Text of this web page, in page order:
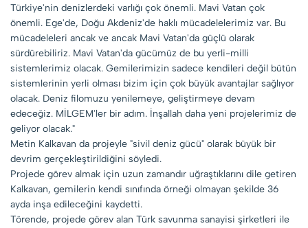
Türkiye'nin denizlerdeki varlığı çok önemli. Mavi Vatan çok
önemli. Ege'de, Doğu Akdeniz'de haklı mücadelelerimiz var. Bu
mücadeleleri ancak ve ancak Mavi Vatan'da güçlü olarak
sürdürebiliriz. Mavi Vatan'da gücümüz de bu yerli-milli
sistemlerimiz olacak. Gemilerimizin sadece kendileri değil bütün
sistemlerinin yerli olması bizim için çok büyük avantajlar sağlıyor
olacak. Deniz filomuzu yenilemeye, geliştirmeye devam
edeceğiz. MİLGEM'ler bir adım. İnşallah daha yeni projelerimiz de
geliyor olacak."
Metin Kalkavan da projeyle "sivil deniz gücü" olarak büyük bir
devrim gerçekleştirildiğini söyledi.
Projede görev almak için uzun zamandır uğraştıklarını dile getiren
Kalkavan, gemilerin kendi sınıfında örneği olmayan şekilde 36
ayda inşa edileceğini kaydetti.
Törende, projede görev alan Türk savunma sanayisi şirketleri ile